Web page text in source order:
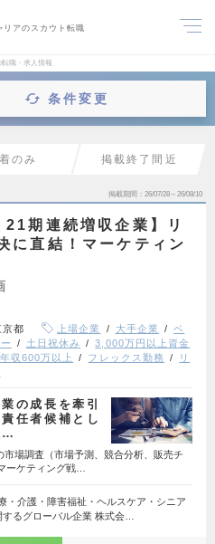
リアのスカウト転職
職・求人情報
条件変更
のみ 掲載終了間近
掲載期間 26/07/28～26/08/10
21期連続増収企業】リ
に直結！マーケティン
京都 上場企業 大手企業
ベ
土日祝休み
3,000万円以上資金
年収600万以上 フレックス勤務
リ
の成長を牽引
任者候補とし
…
市場調査（市場予測、競合分析、販売チ
ーケティング戦…
・介護・障害福祉・ヘルスケア・シニア
るグローバル企業 株式会…